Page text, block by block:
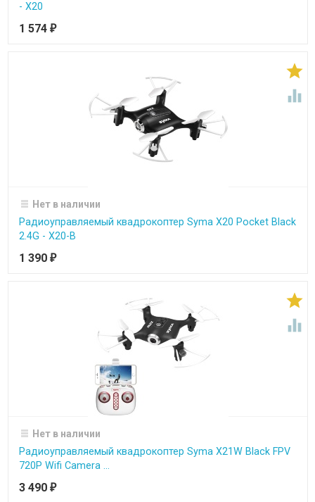
- X20
1 574 ₽


Нет в наличии
Радиоуправляемый квадрокоптер Syma X20 Pocket Black
2.4G - X20-B
1 390 ₽


Нет в наличии
Радиоуправляемый квадрокоптер Syma X21W Black FPV
720P Wifi Camera ...
3 490 ₽